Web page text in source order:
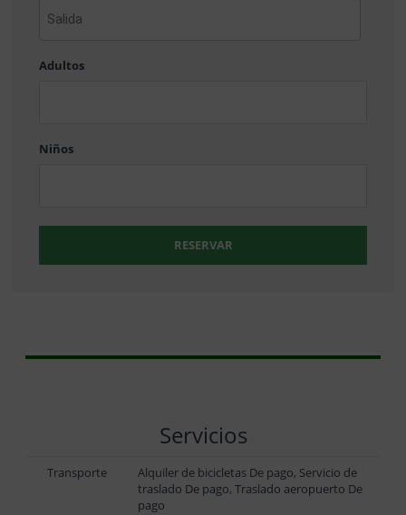
DD
AAAA
MM
Adultos
Niños
RESERVAR
Servicios
Transporte
Alquiler de bicicletas De pago, Servicio de
traslado De pago, Traslado aeropuerto De
pago